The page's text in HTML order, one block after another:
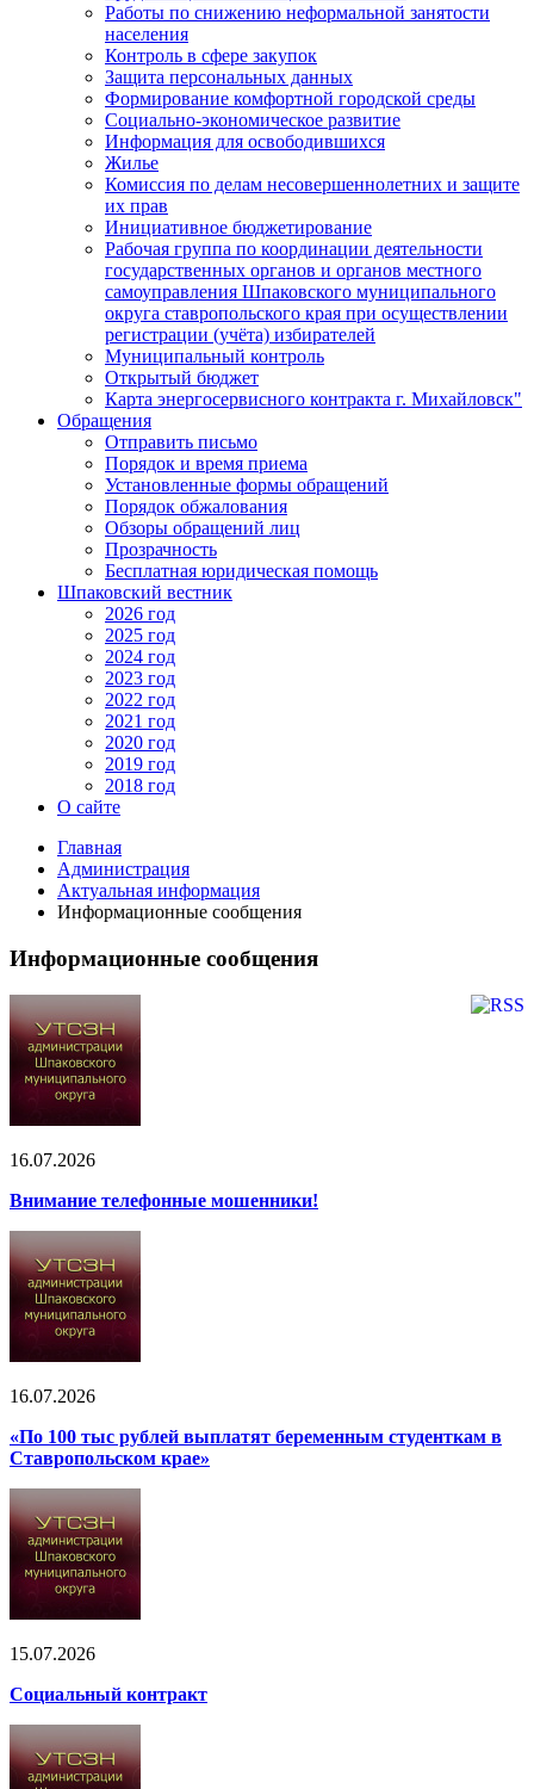
Работы по снижению неформальной занятости
населения
Контроль в сфере закупок
Защита персональных данных
Формирование комфортной городской среды
Социально-экономическое развитие
Информация для освободившихся
Жилье
Комиссия по делам несовершеннолетних и защите
их прав
Инициативное бюджетирование
Рабочая группа по координации деятельности
государственных органов и органов местного
самоуправления Шпаковского муниципального
округа ставропольского края при осуществлении
регистрации (учёта) избирателей
Муниципальный контроль
Открытый бюджет
Карта энергосервисного контракта г. Михайловск"
Обращения
Отправить письмо
Порядок и время приема
Установленные формы обращений
Порядок обжалования
Обзоры обращений лиц
Прозрачность
Бесплатная юридическая помощь
Шпаковский вестник
2026 год
2025 год
2024 год
2023 год
2022 год
2021 год
2020 год
2019 год
2018 год
О сайте
Главная
Администрация
Актуальная информация
Информационные сообщения
Информационные сообщения
16.07.2026
Внимание телефонные мошенники!
16.07.2026
«По 100 тыс рублей выплатят беременным студенткам в
Ставропольском крае»
15.07.2026
Социальный контракт